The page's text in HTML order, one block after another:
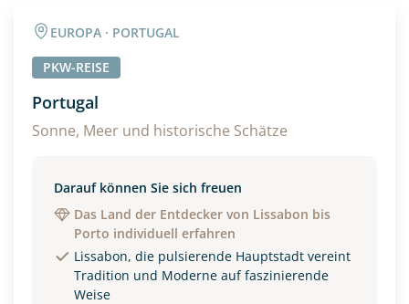
EUROPA · PORTUGAL
PKW-REISE
Portugal
Sonne, Meer und historische Schätze
Darauf können Sie sich freuen
Das Land der Entdecker von Lissabon bis
Porto individuell erfahren
Lissabon, die pulsierende Hauptstadt vereint
Tradition und Moderne auf faszinierende
Weise
Alter
Unterkunft
EZ Familienzimmer
Reisebeginn